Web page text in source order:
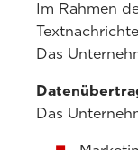
Im Rahmen
Das
Das